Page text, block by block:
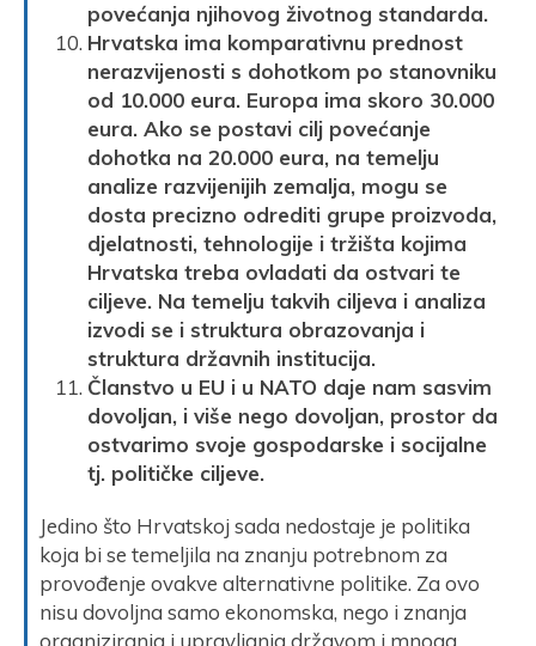
povećanja njihovog životnog standarda.
Hrvatska ima komparativnu prednost
nerazvijenosti s dohotkom po stanovniku
od 10.000 eura. Europa ima skoro 30.000
eura. Ako se postavi cilj povećanje
dohotka na 20.000 eura, na temelju
analize razvijenijih zemalja, mogu se
dosta precizno odrediti grupe proizvoda,
djelatnosti, tehnologije i tržišta kojima
Hrvatska treba ovladati da ostvari te
ciljeve. Na temelju takvih ciljeva i analiza
izvodi se i struktura obrazovanja i
struktura državnih institucija.
Članstvo u EU i u NATO daje nam sasvim
dovoljan, i više nego dovoljan, prostor da
ostvarimo svoje gospodarske i socijalne
tj. političke ciljeve.
Jedino što Hrvatskoj sada nedostaje je politika
koja bi se temeljila na znanju potrebnom za
provođenje ovakve alternativne politike. Za ovo
nisu dovoljna samo ekonomska, nego i znanja